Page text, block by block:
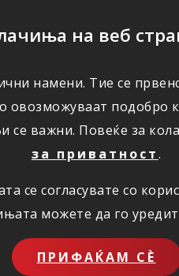
на веб
намени. Тие се
овозможуваат подобро
се важни. Повеќе за
за приватност.
се согласувате со
можете да го
ПРИФАЌАМ СЀ
КОРИСНО ЗА